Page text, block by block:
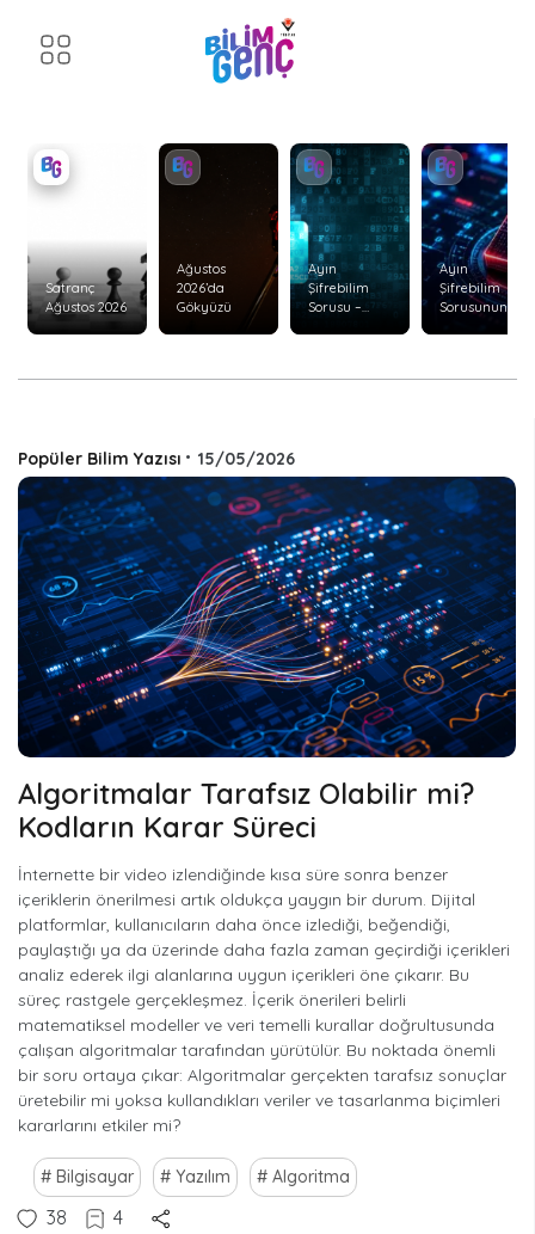
Satranç
Ağustos 2026
Ağustos
2026’da
Gökyüzü
Ayın
Şifrebilim
Sorusu –
Ayın
Şifrebilim
Sorusunun
Popüler Bilim Yazısı • 15/05/2026
Algoritmalar Tarafsız Olabilir mi?
Kodların Karar Süreci
İnternette bir video izlendiğinde kısa süre sonra benzer
içeriklerin önerilmesi artık oldukça yaygın bir durum. Dijital
platformlar, kullanıcıların daha önce izlediği, beğendiği,
paylaştığı ya da üzerinde daha fazla zaman geçirdiği içerikleri
analiz ederek ilgi alanlarına uygun içerikleri öne çıkarır. Bu
süreç rastgele gerçekleşmez. İçerik önerileri belirli
matematiksel modeller ve veri temelli kurallar doğrultusunda
çalışan algoritmalar tarafından yürütülür. Bu noktada önemli
bir soru ortaya çıkar: Algoritmalar gerçekten tarafsız sonuçlar
üretebilir mi yoksa kullandıkları veriler ve tasarlanma biçimleri
kararlarını etkiler mi?
Bilgisayar Yazılım Algoritma
38 4